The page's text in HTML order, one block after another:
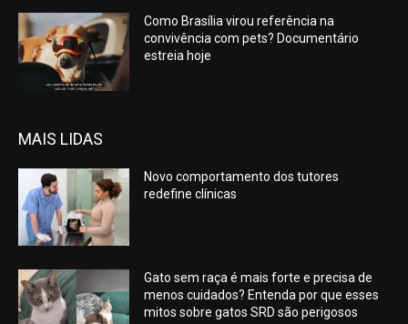
Como Brasília virou referência na
convivência com pets? Documentário
estreia hoje
MAIS LIDAS
Novo comportamento dos tutores
redefine clínicas
Gato sem raça é mais forte e precisa de
menos cuidados? Entenda por que esses
mitos sobre gatos SRD são perigosos